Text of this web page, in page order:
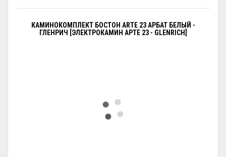
КАМИНОКОМПЛЕКТ БОСТОН ARTE 23 АРБАТ БЕЛЫЙ -
ГЛЕНРИЧ [ЭЛЕКТРОКАМИН АРТЕ 23 - GLENRICH]